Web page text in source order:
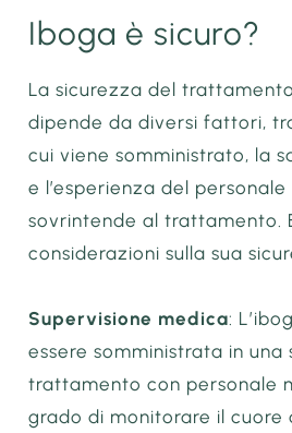
Iboga è sicuro?
La sicurezza del
dipende da diversi fattori,
cui viene somministrato, la
e l’esperienza del
sovrintende al trattamento.
considerazioni sulla sua
Supervisione medica:
essere somministrata in una
trattamento con personale
grado di monitorare il cuore